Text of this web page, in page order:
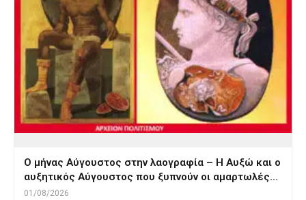
Ο μήνας Αύγουστος στην λαογραφία – Η Αυξώ και ο
αυξητικός Αύγουστος που ξυπνούν οι αμαρτωλές…
01/08/2026